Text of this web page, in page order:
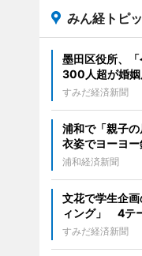
みん経トピ
墨田区役所、
300人超が婚姻
すみだ経済新聞
浦和で「親子
衣姿でヨーヨ
浦和経済新聞
文花で学生企
ィング」 4テ
すみだ経済新聞